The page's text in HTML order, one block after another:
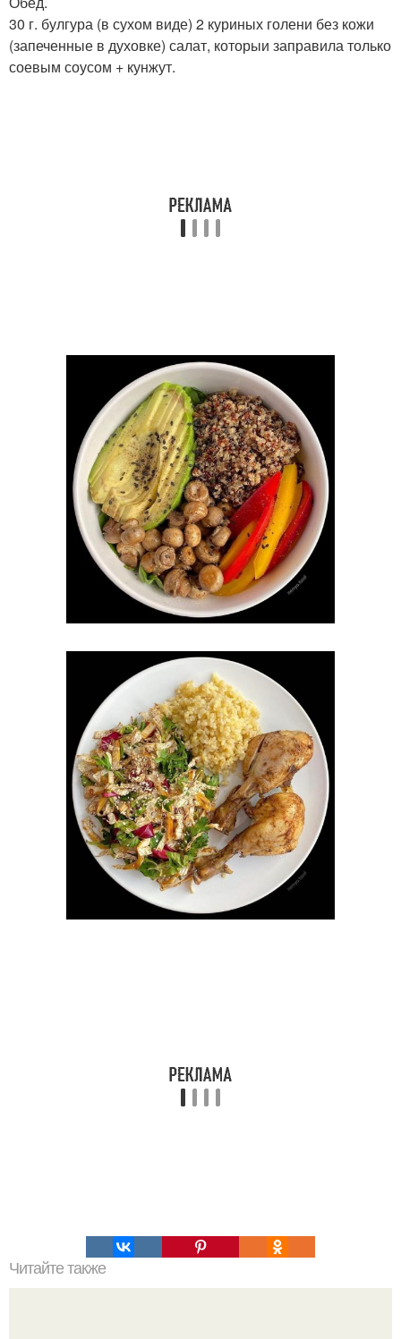
30 г. булгура (в сухом виде) 2 куриных голени без кожи
(запеченные в духовке) салат, которыи заправила только
соевым соусом + кунжут.
Читайте также